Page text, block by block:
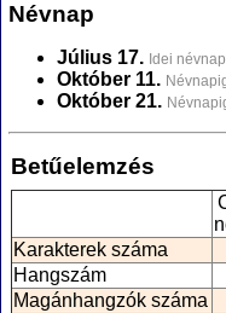
Névnap
Július 17. Idei
Október 11.
Október 21.
Betűelemzés
Karakterek száma
Hangszám
Magánhangzók száma